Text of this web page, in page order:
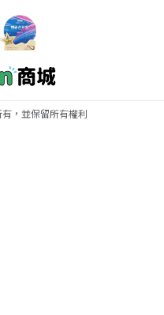
，並保留所有權利